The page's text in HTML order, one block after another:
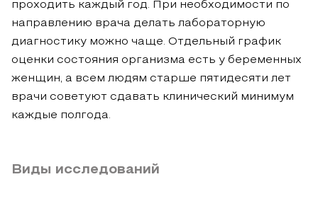
проходить каждый год. При необходимости по
направлению врача делать лабораторную
диагностику можно чаще. Отдельный график
оценки состояния организма есть у беременных
женщин, а всем людям старше пятидесяти лет
врачи советуют сдавать клинический минимум
каждые полгода.
Виды исследований